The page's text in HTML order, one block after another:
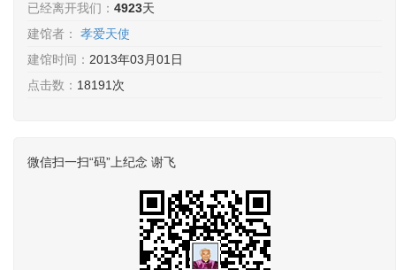
已经离开我们： 4923天
建馆者：
孝爱天使
建馆时间： 2013年03月01日
点击数： 18191次
微信扫一扫“码”上纪念 谢飞